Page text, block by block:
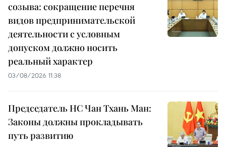
созыва: сокращение перечня
видов предпринимательской
деятельности с условным
допуском должно носить
реальный характер
03/08/2026 11:38
Председатель НС Чан Тхань Ман:
Законы должны прокладывать
путь развитию